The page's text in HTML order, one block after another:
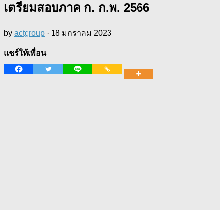
เตรียมสอบภาค ก. ก.พ. 2566
by actgroup · 18 มกราคม 2023
แชร์ให้เพื่อน